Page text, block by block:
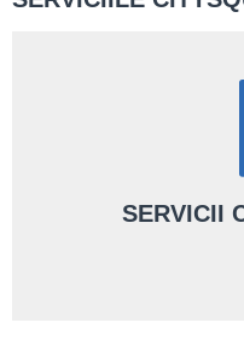
SERVICII